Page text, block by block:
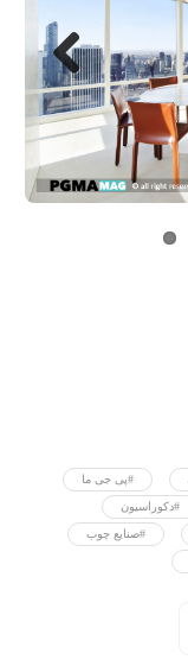
Next
#پی جی ما
#دکوراسیون
#صنایع چوب